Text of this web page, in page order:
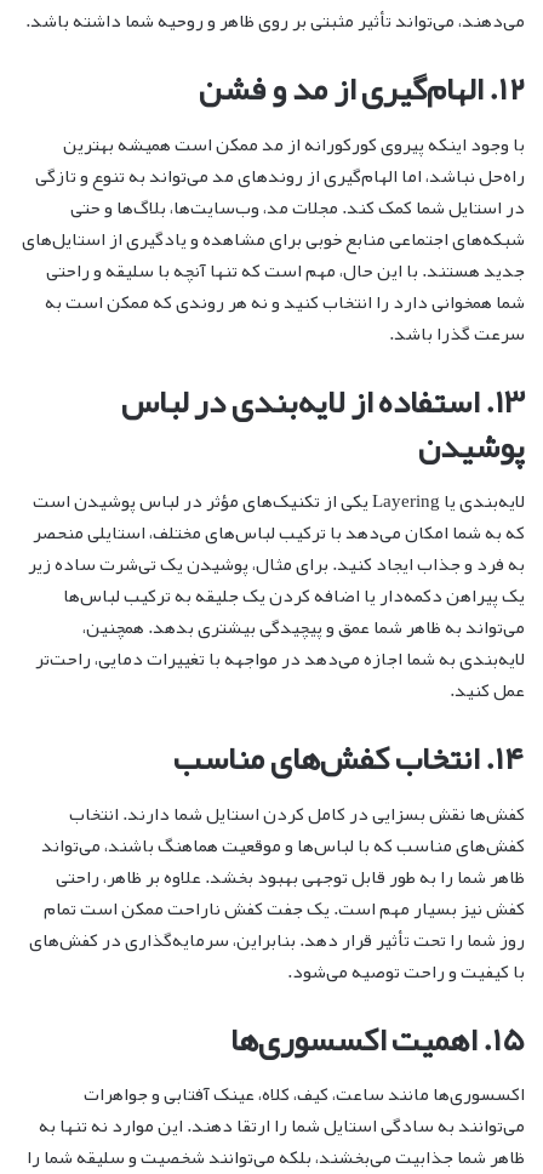
می‌دهند، می‌تواند تأثیر مثبتی بر روی ظاهر و روحیه شما داشته باشد.
۱۲. الهام‌گیری از مد و فشن
با وجود اینکه پیروی کورکورانه از مد ممکن است همیشه بهترین
راه‌حل نباشد، اما الهام‌گیری از روندهای مد می‌تواند به تنوع و تازگی
در استایل شما کمک کند. مجلات مد، وب‌سایت‌ها، بلاگ‌ها و حتی
شبکه‌های اجتماعی منابع خوبی برای مشاهده و یادگیری از استایل‌های
جدید هستند. با این حال، مهم است که تنها آنچه با سلیقه و راحتی
شما همخوانی دارد را انتخاب کنید و نه هر روندی که ممکن است به
سرعت گذرا باشد.
۱۳. استفاده از لایه‌بندی در لباس
پوشیدن
لایه‌بندی یا Layering یکی از تکنیک‌های مؤثر در لباس پوشیدن است
که به شما امکان می‌دهد با ترکیب لباس‌های مختلف، استایلی منحصر
به فرد و جذاب ایجاد کنید. برای مثال، پوشیدن یک تی‌شرت ساده زیر
یک پیراهن دکمه‌دار یا اضافه کردن یک جلیقه به ترکیب لباس‌ها
می‌تواند به ظاهر شما عمق و پیچیدگی بیشتری بدهد. همچنین،
لایه‌بندی به شما اجازه می‌دهد در مواجهه با تغییرات دمایی، راحت‌تر
عمل کنید.
۱۴. انتخاب کفش‌های مناسب
کفش‌ها نقش بسزایی در کامل کردن استایل شما دارند. انتخاب
کفش‌های مناسب که با لباس‌ها و موقعیت هماهنگ باشند، می‌تواند
ظاهر شما را به طور قابل توجهی بهبود بخشد. علاوه بر ظاهر، راحتی
کفش نیز بسیار مهم است. یک جفت کفش ناراحت ممکن است تمام
روز شما را تحت تأثیر قرار دهد. بنابراین، سرمایه‌گذاری در کفش‌های
با کیفیت و راحت توصیه می‌شود.
۱۵. اهمیت اکسسوری‌ها
اکسسوری‌ها مانند ساعت، کیف، کلاه، عینک آفتابی و جواهرات
می‌توانند به سادگی استایل شما را ارتقا دهند. این موارد نه تنها به
ظاهر شما جذابیت می‌بخشند، بلکه می‌توانند شخصیت و سلیقه شما را